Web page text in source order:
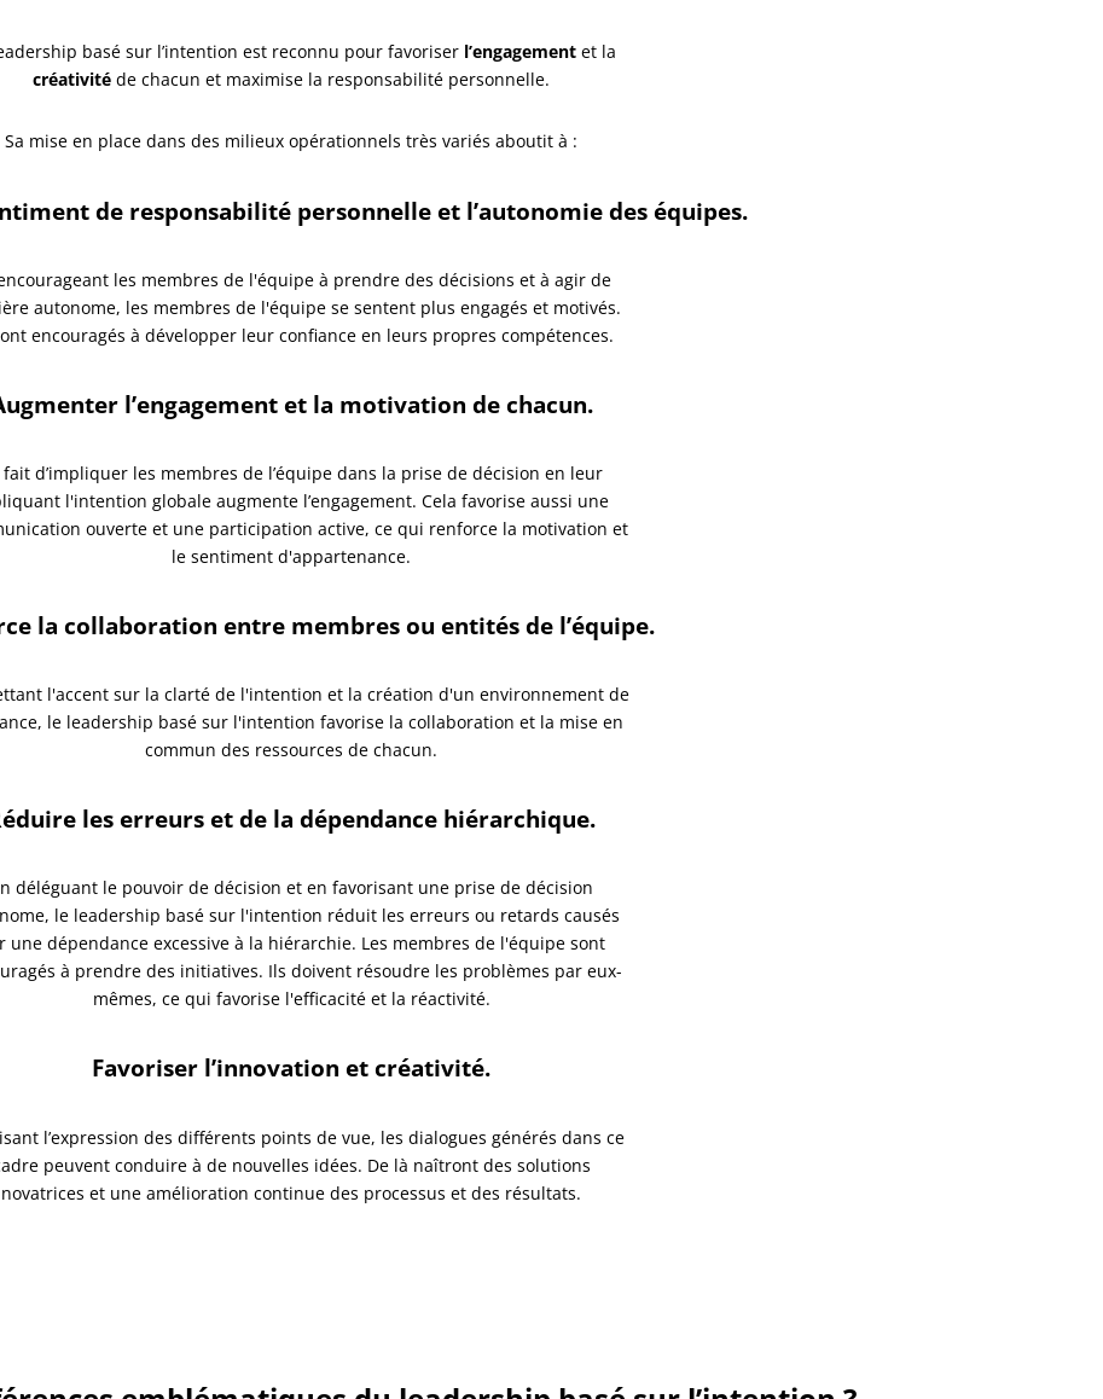
basé sur l’intention est reconnu pour favoriser l’engagementet la
créativité de chacun et maximise la responsabilité personnelle.
Sa mise en place dans des milieux opérationnels très variés aboutit à :
de responsabilité personnelle et l’autonomie des équipes.
les membres de l'équipe à prendre des décisions et à agir de
autonome, les membres de l'équipe se sentent plus engagés et motivés.
encouragés à développer leur confiance en leurs propres compétences.
l’engagement et la motivation de chacun.
fait d’impliquer les membres de l’équipe dans la prise de décision en leur
l'intention globale augmente l’engagement. Cela favorise aussi une
ouverte et une participation active, ce qui renforce la motivation et
le sentiment d'appartenance.
la collaboration entre membres ou entités de l’équipe.
l'accent sur la clarté de l'intention et la création d'un environnement de
le leadership basé sur l'intention favorise la collaboration et la mise en
commun des ressources de chacun.
les erreurs et de la dépendance hiérarchique.
déléguant le pouvoir de décision et en favorisant une prise de décision
le leadership basé sur l'intention réduit les erreurs ou retards causés
une dépendance excessive à la hiérarchie. Les membres de l'équipe sont
à prendre des initiatives. Ils doivent résoudre les problèmes par eux-
mêmes, ce qui favorise l'efficacité et la réactivité.
Favoriser l’innovation et créativité.
l’expression des différents points de vue, les dialogues générés dans ce
peuvent conduire à de nouvelles idées. De là naîtront des solutions
novatrices et une amélioration continue des processus et des résultats.